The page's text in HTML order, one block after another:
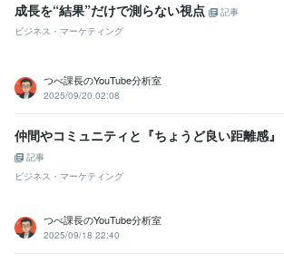
成長を“結果”だけで測らない視点
記事
ビジネス・マーケティング
つべ課長のYouTube分析室
2025/09/20 02:08
仲間やコミュニティと『ちょうど良い距離感』
記事
ビジネス・マーケティング
つべ課長のYouTube分析室
2025/09/18 22:40